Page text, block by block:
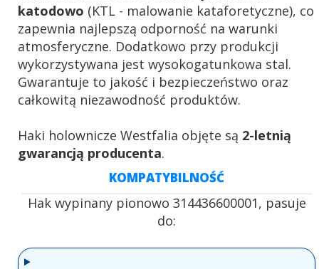
katodowo (KTL - malowanie kataforetyczne), co
zapewnia najlepszą odporność na warunki
atmosferyczne. Dodatkowo przy produkcji
wykorzystywana jest wysokogatunkowa stal.
Gwarantuje to jakość i bezpieczeństwo oraz
całkowitą niezawodność produktów.
Haki holownicze Westfalia objęte są 2-letnią
gwarancją producenta.
KOMPATYBILNOŚĆ
Hak wypinany pionowo 314436600001, pasuje
do: